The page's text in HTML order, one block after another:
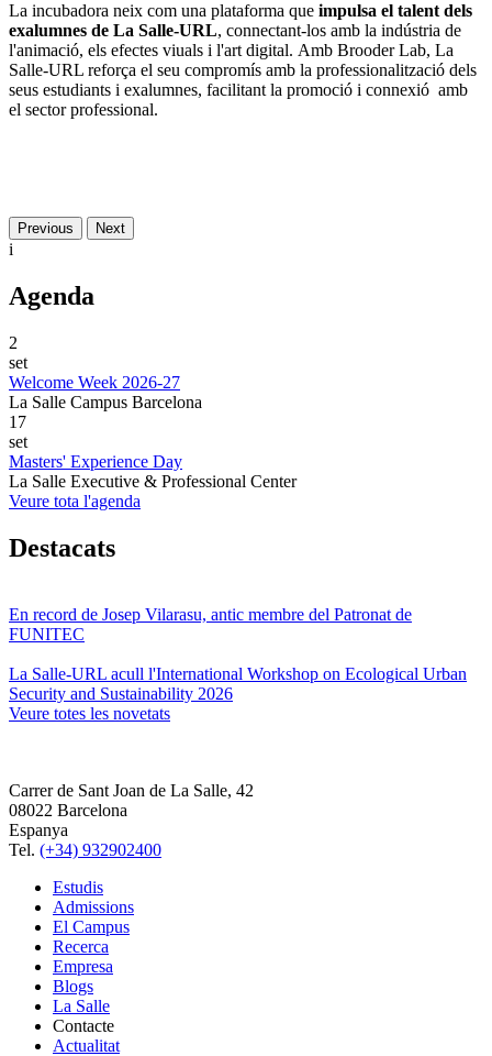
La incubadora neix com una plataforma que impulsa el talent dels
exalumnes de La Salle-URL, connectant-los amb la indústria de
l'animació, els efectes viuals i l'art digital. Amb Brooder Lab, La
Salle-URL reforça el seu compromís amb la professionalització dels
seus estudiants i exalumnes, facilitant la promoció i connexió amb
el sector professional.
Previous Next
i
Agenda
2
set
Welcome Week 2026-27
La Salle Campus Barcelona
17
set
Masters' Experience Day
La Salle Executive & Professional Center
Veure tota l'agenda
Destacats
En record de Josep Vilarasu, antic membre del Patronat de
FUNITEC
La Salle-URL acull l'International Workshop on Ecological Urban
Security and Sustainability 2026
Veure totes les novetats
Carrer de Sant Joan de La Salle, 42
08022 Barcelona
Espanya
Tel. (+34) 932902400
Estudis
Admissions
El Campus
Recerca
Empresa
Blogs
La Salle
Contacte
Actualitat